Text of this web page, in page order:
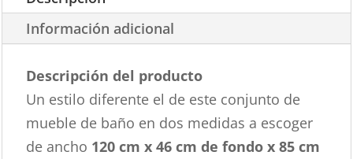
Información adicional
Descripción del producto
Un estilo diferente el de este conjunto de
mueble de baño en dos medidas a escoger
de ancho 120 cm x 46 cm de fondo x 85 cm